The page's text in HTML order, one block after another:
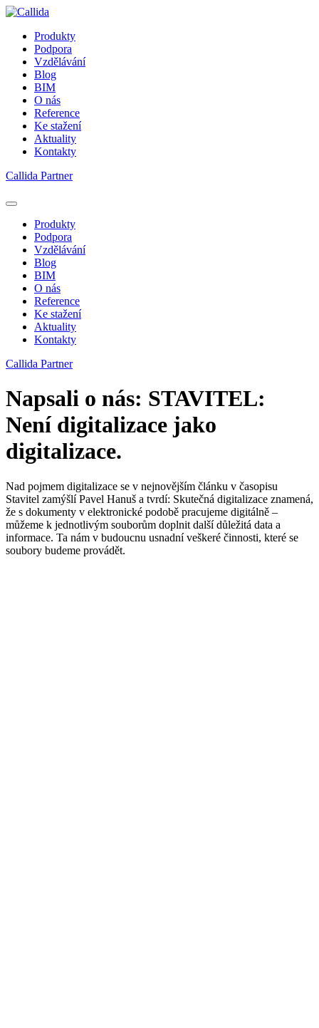
Produkty
Podpora
Vzdělávání
Blog
BIM
O nás
Reference
Ke stažení
Aktuality
Kontakty
Callida Partner
Produkty
Podpora
Vzdělávání
Blog
BIM
O nás
Reference
Ke stažení
Aktuality
Kontakty
Callida Partner
Napsali o nás: STAVITEL:
Není digitalizace jako
digitalizace.
Nad pojmem digitalizace se v nejnovějším článku v časopisu
Stavitel zamýšlí Pavel Hanuš a tvrdí: Skutečná digitalizace znamená,
že s dokumenty v elektronické podobě pracujeme digitálně –
můžeme k jednotlivým souborům doplnit další důležitá data a
informace. Ta nám v budoucnu usnadní veškeré činnosti, které se
soubory budeme provádět.